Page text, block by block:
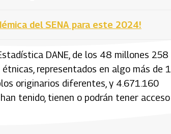
del SENA para este 2024!
DANE, de los 48 millones 258
representados en algo más de 1
originarios diferentes, y 4.671.160
tenido, tienen o podrán tener acceso